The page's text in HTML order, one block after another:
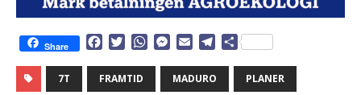
Share
c
e
i
t
W
t
M
s
s
a
i
l
e
D
a
7T FRAMTID MADURO PLANER